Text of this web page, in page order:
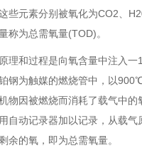
些元素分别被氧化为CO2、
称为总需氧量(TOD)。
理和过程是向氧含量中注入一
钢为触媒的燃烧管中，以
物因被燃烧而消耗了载气中的
自动记录器加以记录，从载气
余的氧，即为总需氧量。